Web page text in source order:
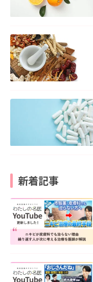
新着記事